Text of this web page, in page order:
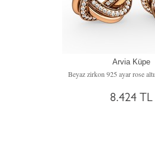
Arvia Küpe
8.424 TL